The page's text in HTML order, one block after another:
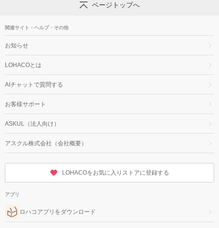
ページトップへ
関連サイト・ヘルプ・その他
お知らせ
LOHACOとは
AIチャットで質問する
お客様サポート
ASKUL（法人向け）
アスクル株式会社（会社概要）
LOHACOをお気に入りストアに登録する
アプリ
ロハコアプリをダウンロード